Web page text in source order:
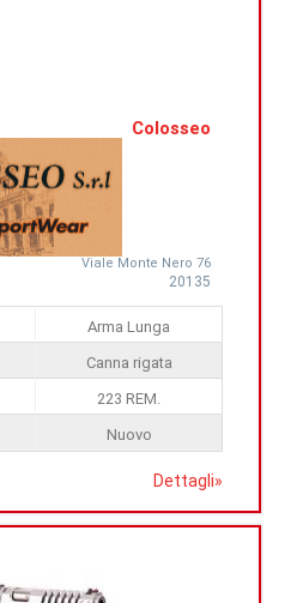
Colosseo
Viale Monte Nero 76
20135
Arma Lunga
Canna rigata
223 REM.
Nuovo
Dettagli»